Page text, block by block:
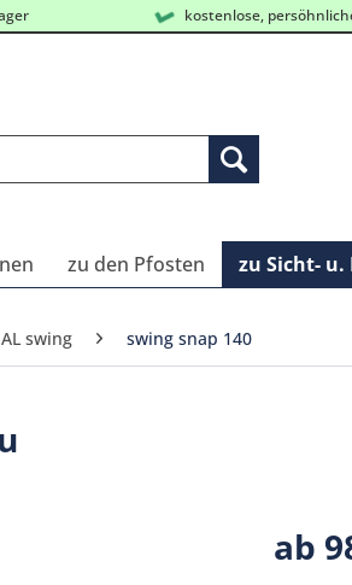
kostenlose,
zu den Pfosten zu Sicht-
swing swing snap 140
ab